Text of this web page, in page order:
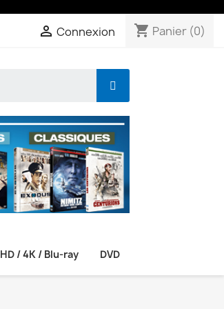
 Connexion shopping_cart Panier (0)
HD / 4K / Blu-ray DVD